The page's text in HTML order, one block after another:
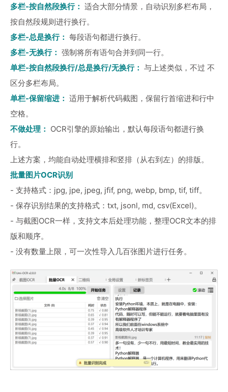
多栏-按自然段换行： 适合大部分情景，自动识别多栏布局，
按自然段规则进行换行。
多栏-总是换行： 每段语句都进行换行。
多栏-无换行： 强制将所有语句合并到同一行。
单栏-按自然段换行/总是换行/无换行： 与上述类似，不过 不
区分多栏布局。
单栏-保留缩进： 适用于解析代码截图，保留行首缩进和行中
空格。
不做处理： OCR引擎的原始输出，默认每段语句都进行换
行。
上述方案，均能自动处理横排和竖排（从右到左）的排版。
批量图片OCR识别
- 支持格式：jpg, jpe, jpeg, jfif, png, webp, bmp, tif, tiff。
- 保存识别结果的支持格式：txt, jsonl, md, csv(Excel)。
- 与截图OCR一样，支持文本后处理功能，整理OCR文本的排
版和顺序。
- 没有数量上限，可一次性导入几百张图片进行任务。